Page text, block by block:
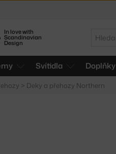
In love with
Scandinavian
Design
Hledat
Svítidla Doplňky
> Deky a přehozy Northern